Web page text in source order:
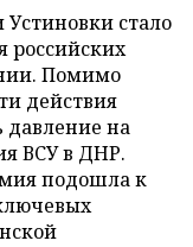
Устиновки стало
российских
Помимо
действия
давление на
ВСУ в ДНР.
подошла к